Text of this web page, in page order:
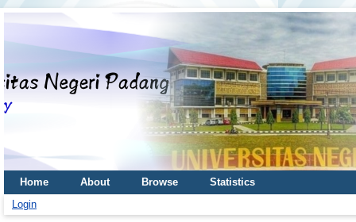
Home About Browse
Statistics
Login